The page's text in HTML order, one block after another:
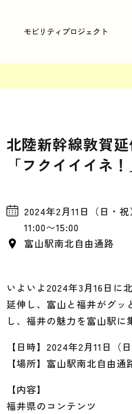
モビリティプロジェクト
北陸新幹線敦賀
「フクイイイネ！
2024年2月11日（日・祝）
11:00〜15:00
富山駅南北自由通路
いよいよ2024年3月16日に
延伸し、富山と福井がグッ
し、福井の魅力を富山駅に
【日時】2024年2月11日（
【場所】富山駅南北自由通
【内容】
福井県のコンテンツ